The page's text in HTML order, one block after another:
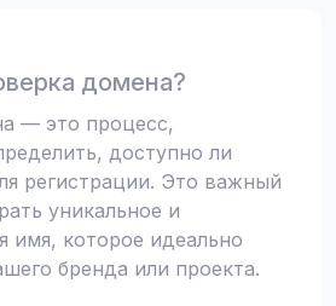
домена?
— это процесс,
доступно ли
регистрации. Это важный
уникальное и
имя, которое идеально
бренда или проекта.